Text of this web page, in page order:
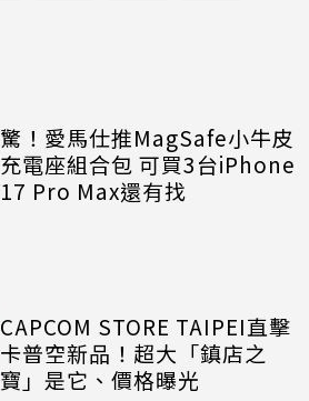
驚！愛馬仕推MagSafe小牛皮
充電座組合包 可買3台iPhone
17 Pro Max還有找
CAPCOM STORE TAIPEI直擊
卡普空新品！超大「鎮店之
寶」是它、價格曝光